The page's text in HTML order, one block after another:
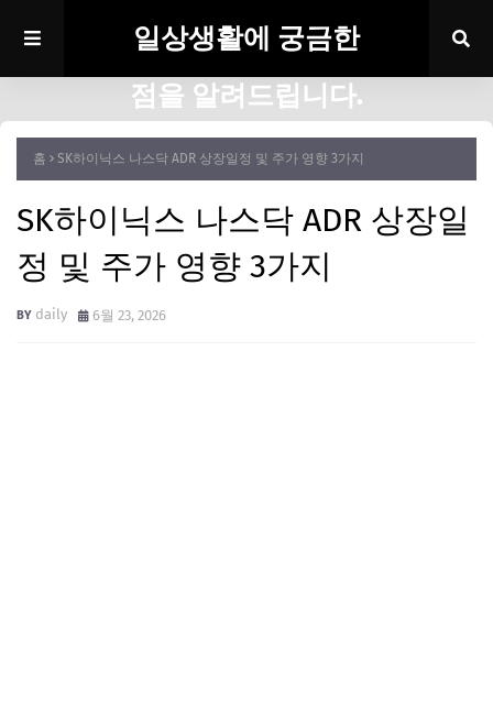
일상생활에 궁금한
점을 알려드립니다.
홈 SK하이닉스 나스닥 ADR 상장일정 및 주가 영향 3가지
SK하이닉스 나스닥 ADR 상장일
정 및 주가 영향 3가지
daily 6월 23, 2026